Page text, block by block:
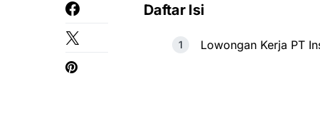
Daftar Isi
Lowongan Kerja PT